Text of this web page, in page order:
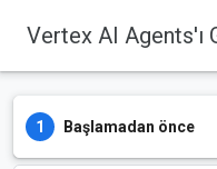
Vertex AI Agents'ı
Başlamadan önce